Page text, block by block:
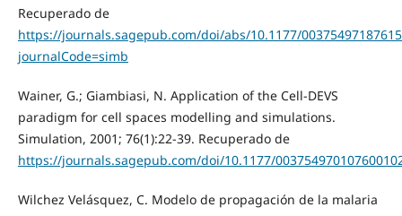
Recuperado de
https://journals.sagepub.com/doi/abs/10.1177/
journalCode=simb
Wainer, G.; Giambiasi, N. Application of the Cell-DEVS
paradigm for cell spaces modelling and simulations.
Simulation, 2001; 76(1):22-39. Recuperado de
https://journals.sagepub.com/doi/10.1177/
Wilchez Velásquez, C. Modelo de propagación de la malaria